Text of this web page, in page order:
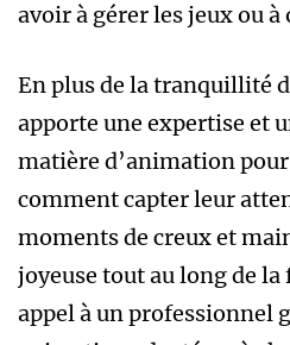
avoir à gérer les jeux ou à
En plus de la tranquillité
apporte une expertise et
matière d’animation
comment capter leur
moments de creux et
joyeuse tout au long de
appel à un professionnel